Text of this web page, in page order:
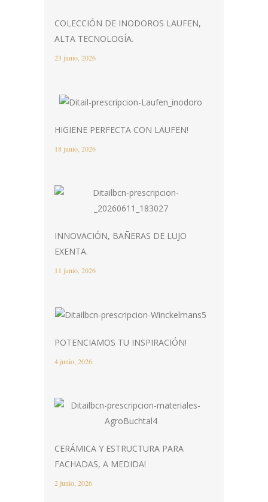
COLECCIÓN DE INODOROS LAUFEN,
ALTA TECNOLOGÍA.
23 junio, 2026
HIGIENE PERFECTA CON LAUFEN!
18 junio, 2026
INNOVACIÓN, BAÑERAS DE LUJO
EXENTA.
11 junio, 2026
POTENCIAMOS TU INSPIRACIÓN!
4 junio, 2026
CERÁMICA Y ESTRUCTURA PARA
FACHADAS, A MEDIDA!
2 junio, 2026